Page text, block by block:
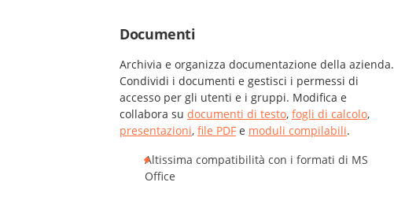
Documenti
Archivia e organizza documentazione della azienda.
Condividi i documenti e gestisci i permessi di
accesso per gli utenti e i gruppi. Modifica e
collabora su documenti di testo, fogli di calcolo,
presentazioni, file PDF e moduli compilabili.
Altissima compatibilità con i formati di MS
Office